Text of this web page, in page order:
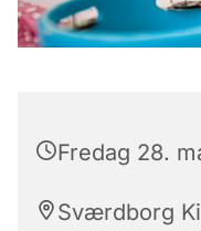
Fredag 28.
Sværdborg